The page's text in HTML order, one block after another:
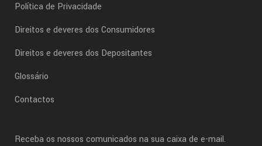
Política de Privacidade
Direitos e deveres dos Consumidores
Direitos e deveres dos Depositantes
Glossário
Contactos
Receba os nossos comunicados na sua caixa de e-mail.